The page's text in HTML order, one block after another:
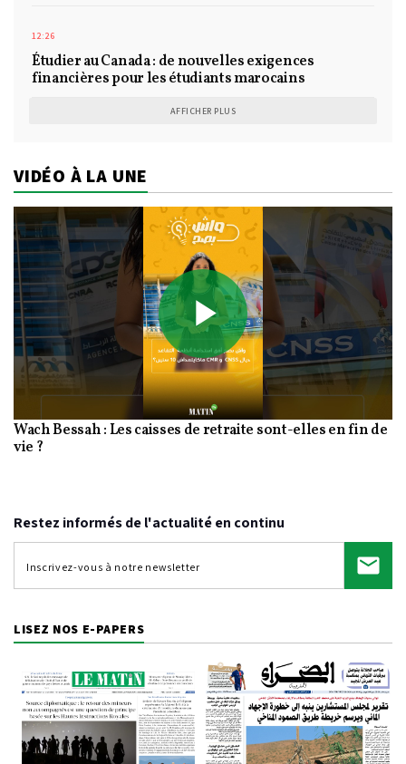
12:26
Étudier au Canada : de nouvelles exigences
financières pour les étudiants marocains
AFFICHER PLUS
VIDÉO À LA UNE
Play
Video
Wach Bessah : Les caisses de retraite sont-elles en fin de
vie ?
Restez informés de l'actualité en continu
LISEZ NOS E-PAPERS